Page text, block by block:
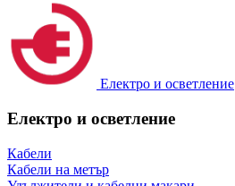
Електро и осветление
Електро и осветление
Кабели
Кабели на метър